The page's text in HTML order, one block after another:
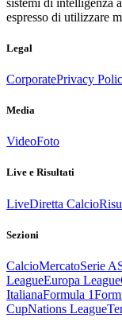
espresso di utilizzare
Legal
CorporatePrivacy
Media
VideoFoto
Live e Risultati
LiveDiretta Calcio
Sezioni
CalcioMercatoSerie A
LeagueEuropa League
ItalianaFormula 1
CupNations League